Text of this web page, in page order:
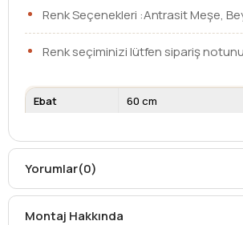
Renk Seçenekleri :Antrasit Meşe,
Renk seçiminizi lütfen sipariş
Ebat
60 cm
mesafelere göre değişiklik gösterebilir.
Kargo teslimatlarında mesafelerden
oluşabilecekek ücretler alıcıya aittir
Yorumlar(0)
Montaj Hakkında